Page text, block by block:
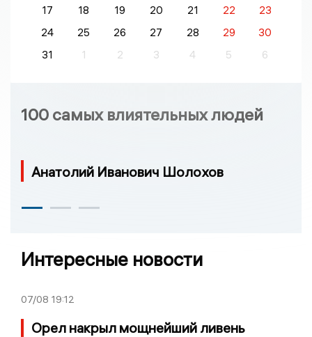
17
18 19 20 21 22
23
24
25 26 27 28 29
30
31
1 2 3 4 5 6
100 самых влиятельных людей
Анатолий Иванович Шолохов
Интересные новости
07/08 19:12
Орел накрыл мощнейший ливень